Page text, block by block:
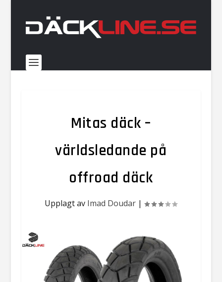
Mitas däck –
världsledande på
offroad däck
Upplagt av Imad Doudar |